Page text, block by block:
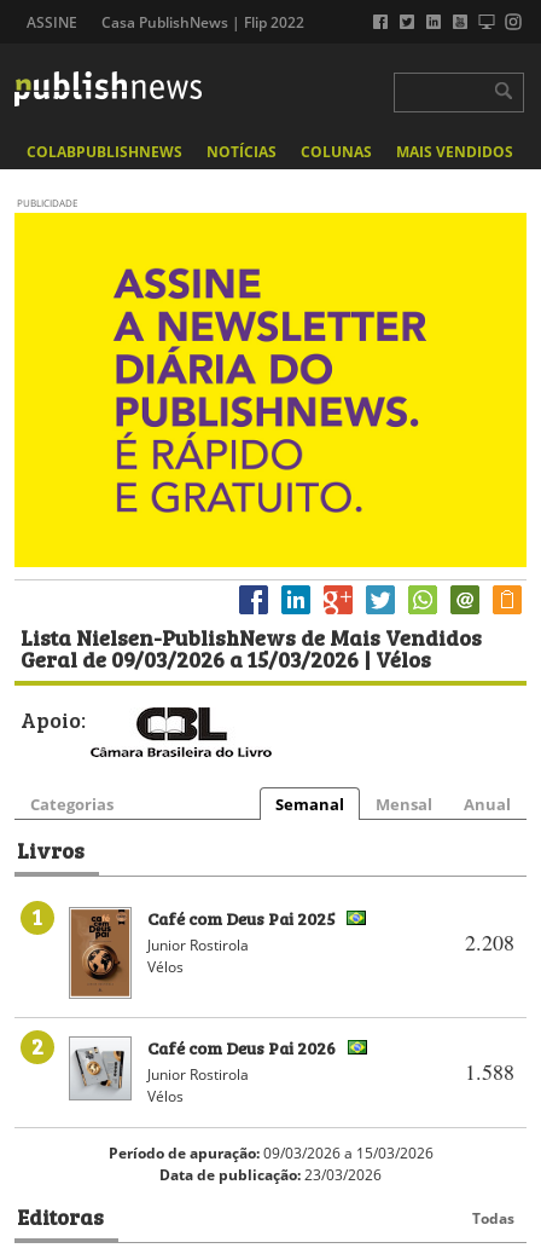
ASSINE Casa PublishNews | Flip 2022
COLABPUBLISHNEWS NOTÍCIAS COLUNAS MAIS VENDIDOS
PUBLICIDADE
Lista Nielsen-PublishNews de Mais Vendidos
Geral de 09/03/2026 a 15/03/2026 | Vélos
Apoio:
Categorias Semanal Mensal Anual
Livros
1
2.208
Café com Deus Pai 2025
Junior Rostirola
Vélos
2
1.588
Café com Deus Pai 2026
Junior Rostirola
Vélos
Período de apuração:09/03/2026 a 15/03/2026
Data de publicação:23/03/2026
Editoras Todas